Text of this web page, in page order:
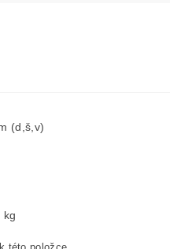
(d,š,v)
kg